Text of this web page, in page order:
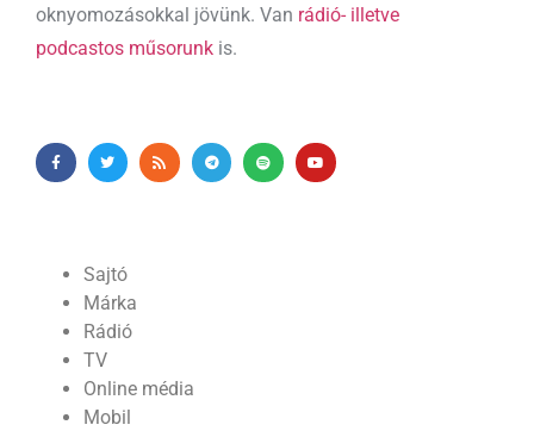
oknyomozásokkal jövünk. Van rádió- illetve
podcastos műsorunk is.
Sajtó
Márka
Rádió
TV
Online média
Mobil